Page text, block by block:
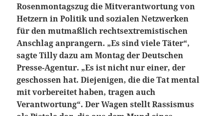
Rosenmontagszug die Mitverantwortung von
Hetzern in Politik und sozialen Netzwerken
für den mutmaßlich rechtsextremistischen
Anschlag anprangern. „Es sind viele Täter“,
sagte Tilly dazu am Montag der Deutschen
Presse-Agentur. „Es ist nicht nur einer, der
geschossen hat. Diejenigen, die die Tat mental
mit vorbereitet haben, tragen auch
Verantwortung“. Der Wagen stellt Rassismus